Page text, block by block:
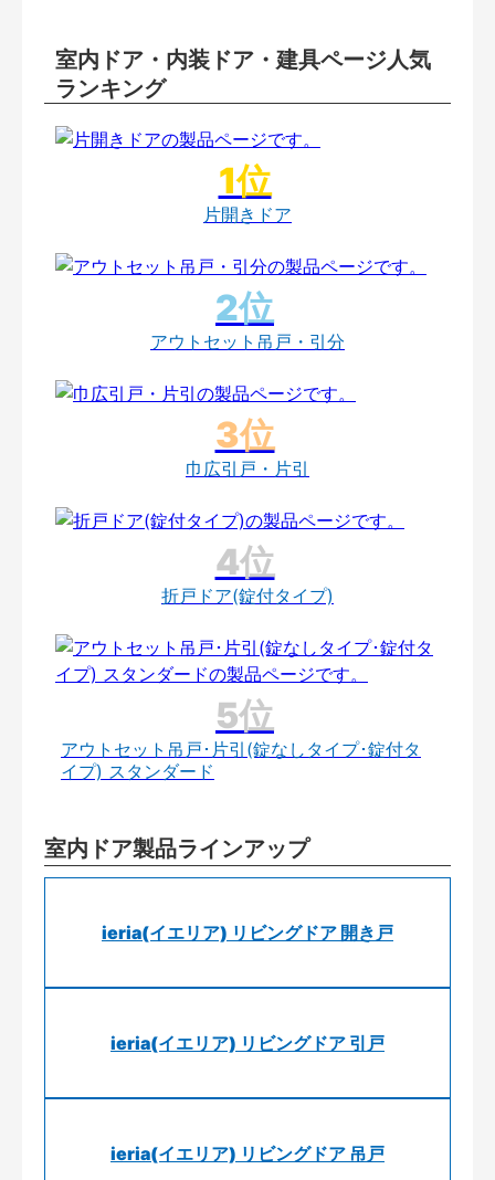
室内ドア・内装ドア・建具ページ人気
ランキング
片開きドア
アウトセット吊戸・引分
巾広引戸・片引
折戸ドア(錠付タイプ)
アウトセット吊戸･片引(錠なしタイプ･錠付タ
イプ) スタンダード
室内ドア製品ラインアップ
ieria(イエリア) リビングドア 開き戸
ieria(イエリア) リビングドア 引戸
ieria(イエリア) リビングドア 吊戸